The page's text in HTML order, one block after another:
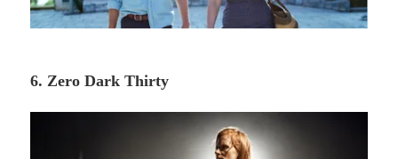
6. Zero Dark Thirty